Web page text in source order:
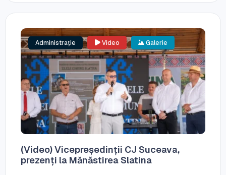
Administrație Video Galerie
(Video) Vicepreședinții CJ Suceava,
prezenți la Mănăstirea Slatina